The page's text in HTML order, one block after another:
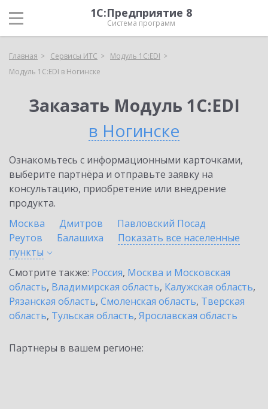
1С:Предприятие 8
Система программ
Главная Сервисы ИТС
Модуль 1C:EDI
Модуль 1C:EDI в Ногинске
Заказать Модуль 1C:EDI
в Ногинске
Ознакомьтесь с информационными карточками,
выберите партнёра и отправьте заявку на
консультацию, приобретение или внедрение
продукта.
Москва
Дмитров
Павловский Посад
Реутов
Балашиха
Показать все населенные
пункты
Смотрите также: Россия, Москва и Московская
область, Владимирская область, Калужская область,
Рязанская область, Смоленская область, Тверская
область, Тульская область, Ярославская область
Партнеры в вашем регионе: